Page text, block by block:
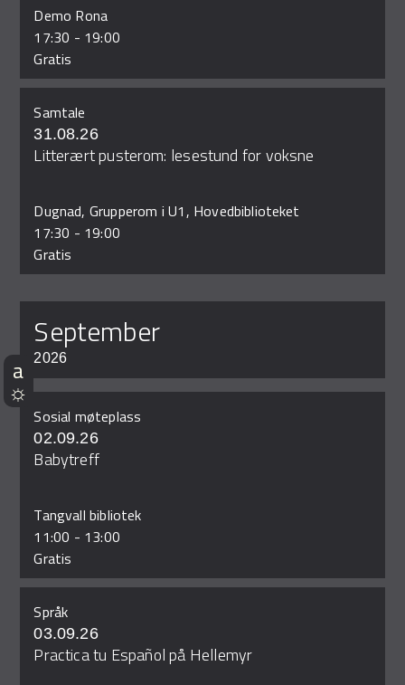
Demo Rona
17:30 - 19:00
Gratis
Samtale
31.08.26
Litterært pusterom: lesestund for voksne
Dugnad, Grupperom i U1, Hovedbiblioteket
17:30 - 19:00
Gratis
september
2026
Sosial møteplass
02.09.26
Babytreff
Tangvall bibliotek
11:00 - 13:00
Gratis
Språk
03.09.26
Practica tu Español på Hellemyr